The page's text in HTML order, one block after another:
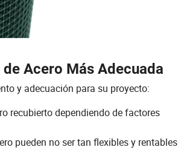
Acero Más Adecuada
y adecuación para su proyecto:
recubierto dependiendo de factores
pueden no ser tan flexibles y rentables